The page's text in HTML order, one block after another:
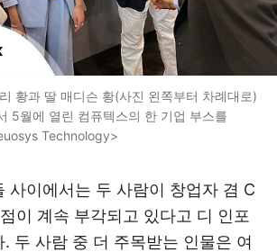
황과 딸 매디슨 황(사진 왼쪽부터 차례대로)
5월에 열린 컴퓨텍스의 한 기업 부스를
Technology>
사이에서는 두 사람이 창업자 겸 C
이 계속 부각되고 있다고 디 인포
두 사람 중 더 주목받는 인물은 여